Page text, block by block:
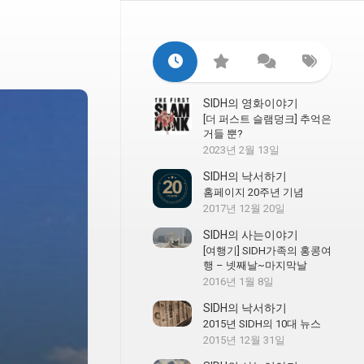
SIDH의 영화이야기
[더 퍼스트 슬램덩크] 추억은
거들 뿐?
2023년 2월 13일
SIDH의 낙서하기
홈페이지 20주년 기념
2017년 12월 20일
SIDH의 사는이야기
[여행기] SIDH가족의 홍콩여
행 – 넷째날~마지막날
2016년 1월 8일
SIDH의 낙서하기
2015년 SIDH의 10대 뉴스
2015년 12월 31일